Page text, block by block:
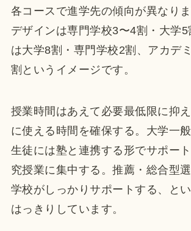
各コースで進学先の傾向が異なり
デザインは専門学校3〜4割・大学5
は大学8割・専門学校2割、アカデ
割というイメージです。
授業時間はあえて必要最低限に抑
に使える時間を確保する。大学一
生徒には塾と連携する形でサポー
究授業に集中する。推薦・総合型
学校がしっかりサポートする、と
はっきりしています。